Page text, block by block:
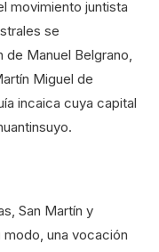
movimiento juntista
se
de Manuel Belgrano,
Miguel de
incaica cuya capital
San Martín y
modo, una vocación